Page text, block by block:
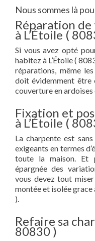
Nous sommes là
Réparation
à L’Étoile (
Si vous avez opté
habitez à L’Étoile (
réparations, même
doit évidemment être
couverture en ardoises
Fixation et
à L’Étoile (
La charpente est
exigeants en termes
toute la maison. Et
épargnée des
vous devez tout
montée et isolée grace
).
Refaire sa
80830 )